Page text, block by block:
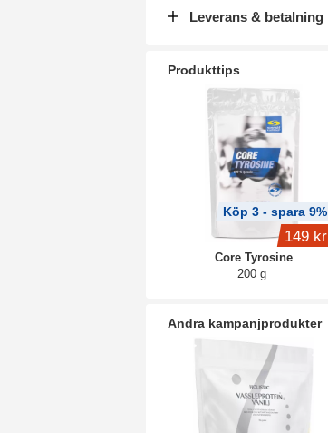
Leverans & betalning
Produkttips
Core Tyrosine
200 g
Köp 3 - spara 9%
149 kr
Andra kampanjprodukter